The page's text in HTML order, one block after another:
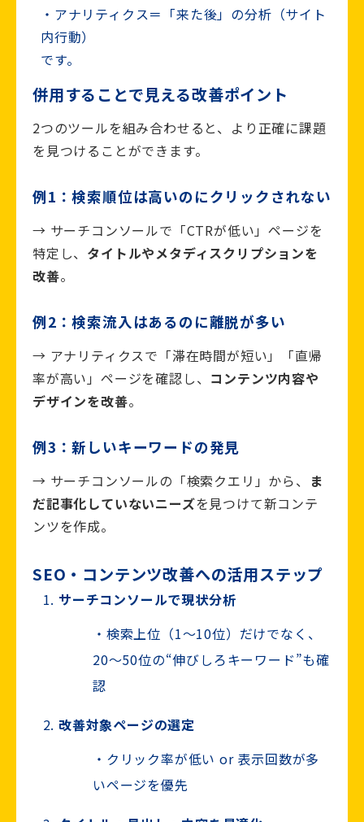
アナリティクス＝「来た後」の分析（サイト
内行動）
です。
併用することで見える改善ポイント
2つのツールを組み合わせると、より正確に課題
を見つけることができます。
例1：検索順位は高いのにクリックされない
→ サーチコンソールで「CTRが低い」ページを
特定し、 タイトルやメタディスクリプションを
改善。
例2：検索流入はあるのに離脱が多い
→ アナリティクスで「滞在時間が短い」「直帰
率が高い」ページを確認し、 コンテンツ内容や
デザインを改善。
例3：新しいキーワードの発見
→ サーチコンソールの「検索クエリ」から、 ま
だ記事化していないニーズを見つけて新コンテ
ンツを作成。
SEO・コンテンツ改善への活用ステップ
サーチコンソールで現状分析
検索上位（1〜10位）だけでなく、
20〜50位の“伸びしろキーワード”も確
認
改善対象ページの選定
クリック率が低い or 表示回数が多
いページを優先